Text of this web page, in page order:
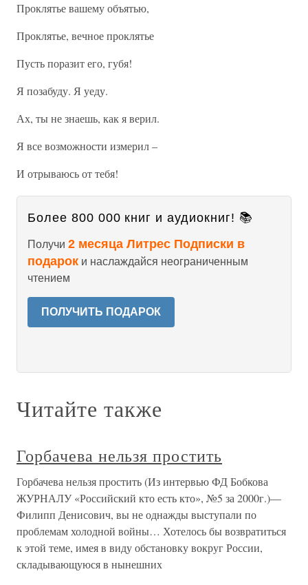
Проклятье вашему объятью,
Проклятье, вечное проклятье
Пусть поразит его, губя!
Я позабуду. Я уеду.
Ах, ты не знаешь, как я верил.
Я все возможности измерил –
И отрываюсь от тебя!
Более 800 000 книг и аудиокниг! 📚
Получи 2 месяца Литрес Подписки в
подарок и наслаждайся неограниченным
чтением
ПОЛУЧИТЬ ПОДАРОК
Читайте также
Горбачева нельзя простить
Горбачева нельзя простить (Из интервью ФД Бобкова
ЖУРНАЛУ «Российский кто есть кто», №5 за 2000г.)—
Филипп Денисович, вы не однажды выступали по
проблемам холодной войны… Хотелось бы возвратиться
к этой теме, имея в виду обстановку вокруг России,
складывающуюся в нынешних